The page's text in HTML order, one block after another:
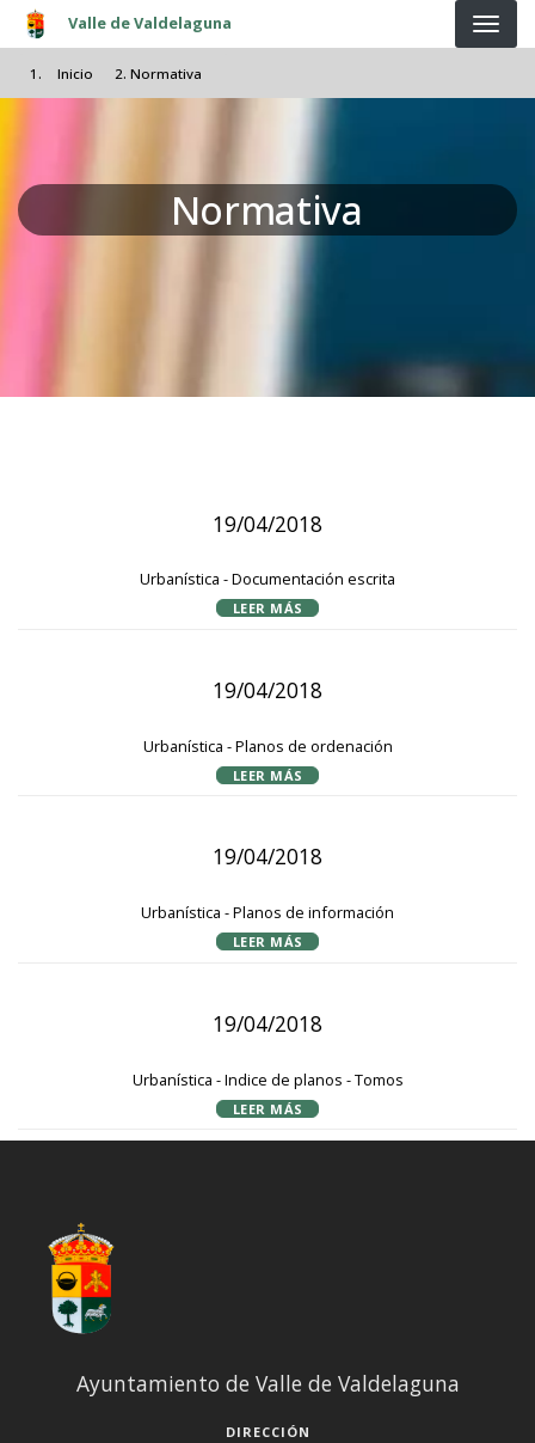
Pasar al contenido principal
Valle de Valdelaguna
Inicio Normativa
Normativa
19/04/2018
Urbanística - Documentación escrita
LEER MÁS
19/04/2018
Urbanística - Planos de ordenación
LEER MÁS
19/04/2018
Urbanística - Planos de información
LEER MÁS
19/04/2018
Urbanística - Indice de planos - Tomos
LEER MÁS
Ayuntamiento de Valle de Valdelaguna
DIRECCIÓN